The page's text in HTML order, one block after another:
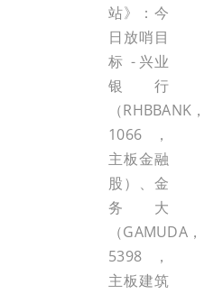
站》：今
日放哨目
标 - 兴业
银行
（RHBBANK，
1066，
主板金融
股）、金
务大
（GAMUDA，
5398，
主板建筑